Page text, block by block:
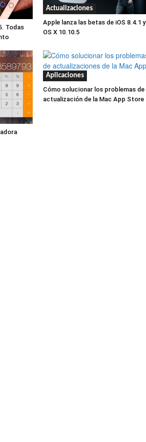
Todas
Actualizaciones
Apple lanza las betas de iOS 8.4.1 y
OS X 10.10.5
Aplicaciones
Cómo solucionar los problemas de
actualización de la Mac App Store